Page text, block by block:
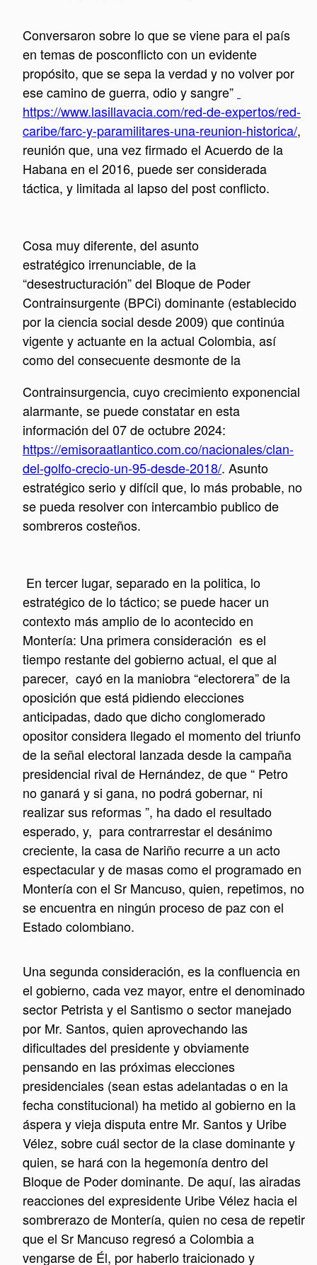
Conversaron sobre lo que se viene para el país
en temas de posconflicto con un evidente
propósito, que se sepa la verdad y no volver por
ese camino de guerra, odio y sangre”
https://www.lasillavacia.com/red-de-expertos/red-
caribe/farc-y-paramilitares-una-reunion-historica/,
reunión que, una vez firmado el Acuerdo de la
Habana en el 2016, puede ser considerada
táctica, y limitada al lapso del post conflicto.
Cosa muy diferente, del asunto
estratégico irrenunciable, de la
“desestructuración” del Bloque de Poder
Contrainsurgente (BPCi) dominante (establecido
por la ciencia social desde 2009) que continúa
vigente y actuante en la actual Colombia, así
como del consecuente desmonte de la
Contrainsurgencia, cuyo crecimiento exponencial
alarmante, se puede constatar en esta
información del 07 de octubre 2024:
https://emisoraatlantico.com.co/nacionales/clan-
del-golfo-crecio-un-95-desde-2018/. Asunto
estratégico serio y difícil que, lo más probable, no
se pueda resolver con intercambio publico de
sombreros costeños.
En tercer lugar, separado en la politica, lo
estratégico de lo táctico; se puede hacer un
contexto más amplio de lo acontecido en
Montería: Una primera consideración es el
tiempo restante del gobierno actual, el que al
parecer, cayó en la maniobra “electorera” de la
oposición que está pidiendo elecciones
anticipadas, dado que dicho conglomerado
opositor considera llegado el momento del triunfo
de la señal electoral lanzada desde la campaña
presidencial rival de Hernández, de que “ Petro
no ganará y si gana, no podrá gobernar, ni
realizar sus reformas ”, ha dado el resultado
esperado, y, para contrarrestar el desánimo
creciente, la casa de Nariño recurre a un acto
espectacular y de masas como el programado en
Montería con el Sr Mancuso, quien, repetimos, no
se encuentra en ningún proceso de paz con el
Estado colombiano.
Una segunda consideración, es la confluencia en
el gobierno, cada vez mayor, entre el denominado
sector Petrista y el Santismo o sector manejado
por Mr. Santos, quien aprovechando las
dificultades del presidente y obviamente
pensando en las próximas elecciones
presidenciales (sean estas adelantadas o en la
fecha constitucional) ha metido al gobierno en la
áspera y vieja disputa entre Mr. Santos y Uribe
Vélez, sobre cuál sector de la clase dominante y
quien, se hará con la hegemonía dentro del
Bloque de Poder dominante. De aquí, las airadas
reacciones del expresidente Uribe Vélez hacia el
sombrerazo de Montería, quien no cesa de repetir
que el Sr Mancuso regresó a Colombia a
vengarse de Él, por haberlo traicionado y